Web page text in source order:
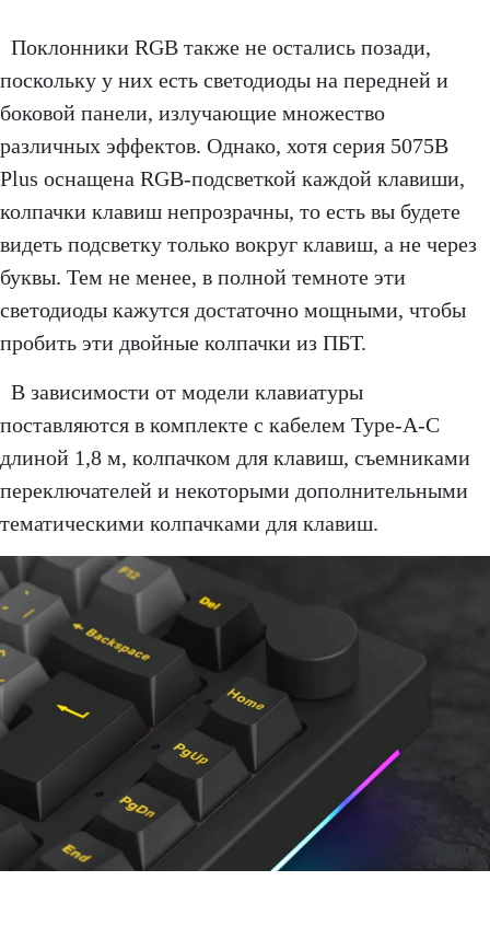
Поклонники RGB также не остались позади,
поскольку у них есть светодиоды на передней и
боковой панели, излучающие множество
различных эффектов. Однако, хотя серия 5075B
Plus оснащена RGB-подсветкой каждой клавиши,
колпачки клавиш непрозрачны, то есть вы будете
видеть подсветку только вокруг клавиш, а не через
буквы. Тем не менее, в полной темноте эти
светодиоды кажутся достаточно мощными, чтобы
пробить эти двойные колпачки из ПБТ.
В зависимости от модели клавиатуры
поставляются в комплекте с кабелем Type-A-C
длиной 1,8 м, колпачком для клавиш, съемниками
переключателей и некоторыми дополнительными
тематическими колпачками для клавиш.